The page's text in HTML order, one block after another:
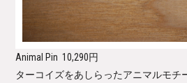
Animal Pin 10,290円
ターコイズをあしらったアニマルモチ